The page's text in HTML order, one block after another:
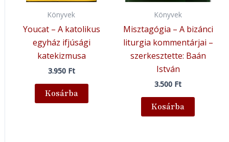
Könyvek
Youcat – A katolikus
egyház ifjúsági
katekizmusa
3.950 Ft
Kosárba
Könyvek
Misztagógia – A bizánci
liturgia kommentárjai –
szerkesztette: Baán
István
3.500 Ft
Kosárba